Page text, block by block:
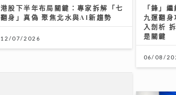
港股下半年布局關鍵：專家拆解「七
翻身」真偽 聚焦北水與AI新趨勢
12/07/2026
「鋒」
九運翻
入剖析
是關鍵
06/08/